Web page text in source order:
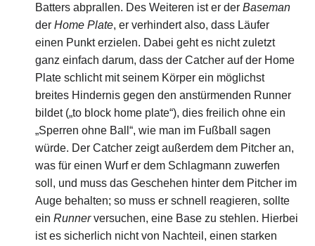
Batters abprallen. Des Weiteren ist er der Baseman
der Home Plate, er verhindert also, dass Läufer
einen Punkt erzielen. Dabei geht es nicht zuletzt
ganz einfach darum, dass der Catcher auf der Home
Plate schlicht mit seinem Körper ein möglichst
breites Hindernis gegen den anstürmenden Runner
bildet („to block home plate“), dies freilich ohne ein
„Sperren ohne Ball“, wie man im Fußball sagen
würde. Der Catcher zeigt außerdem dem Pitcher an,
was für einen Wurf er dem Schlagmann zuwerfen
soll, und muss das Geschehen hinter dem Pitcher im
Auge behalten; so muss er schnell reagieren, sollte
ein Runnerversuchen, eine Base zu stehlen. Hierbei
ist es sicherlich nicht von Nachteil, einen starken